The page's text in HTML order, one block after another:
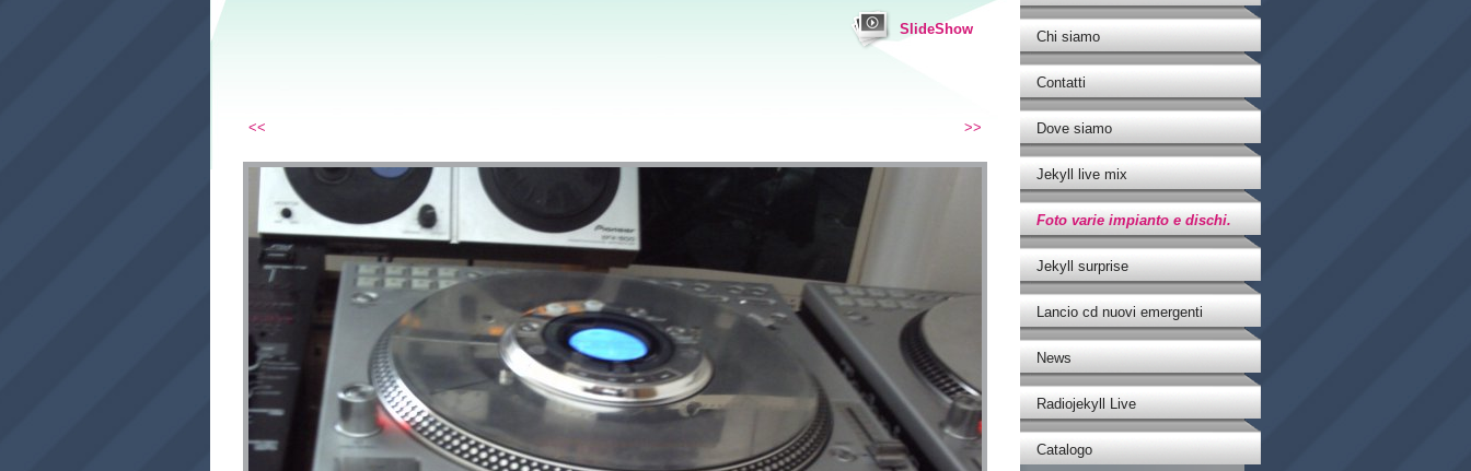
SlideShow
<< >>
Chi siamo
Contatti
Dove siamo
Jekyll live mix
Foto varie impianto e dischi.
Jekyll surprise
Lancio cd nuovi emergenti
News
Radiojekyll Live
Catalogo